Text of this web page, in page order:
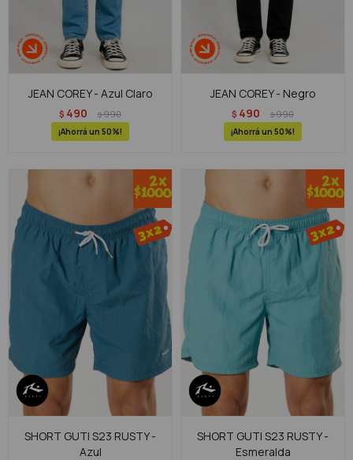
JEAN COREY - Azul Claro
$ 490 $990
50
JEAN COREY - Negro
$ 490 $990
50
SHORT GUTI S23 RUSTY -
Azul
SHORT GUTI S23 RUSTY -
Esmeralda